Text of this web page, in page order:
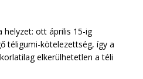
helyzet: ott április 15-ig
téligumi-kötelezettség, így a
elkerülhetetlen a téli